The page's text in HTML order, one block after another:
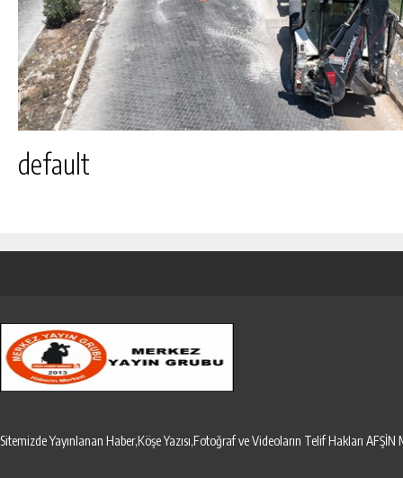
default
Sitemizde Yayınlanan Haber,Köşe Yazısı,Fotoğraf ve Videoların Telif Hakları